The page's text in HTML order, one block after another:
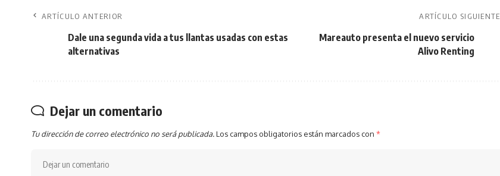
ARTÍCULO ANTERIOR
Dale una segunda vida a tus llantas usadas con estas
alternativas
ARTÍCULO SIGUIENTE
Mareauto presenta el nuevo servicio
Alivo Renting
Dejar un comentario
Tu dirección de correo electrónico no será publicada.Los campos obligatorios están marcados con *